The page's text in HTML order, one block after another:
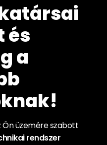
és
a
üzemére szabott
rendszer